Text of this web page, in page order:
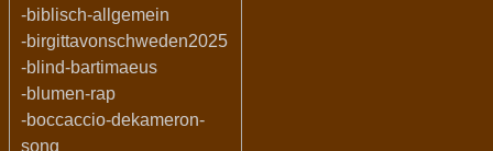
-biblisch-allgemein
-birgittavonschweden2025
-blind-bartimaeus
-blumen-rap
-boccaccio-dekameron-
song